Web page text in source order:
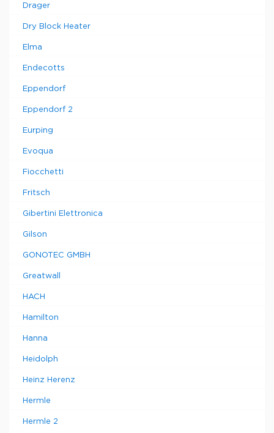
Drager
Dry Block Heater
Elma
Endecotts
Eppendorf
Eppendorf 2
Eurping
Evoqua
Fiocchetti
Fritsch
Gibertini Elettronica
Gilson
GONOTEC GMBH
Greatwall
HACH
Hamilton
Hanna
Heidolph
Heinz Herenz
Hermle
Hermle 2